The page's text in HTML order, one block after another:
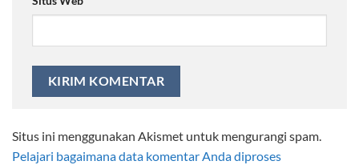
Situs ini menggunakan Akismet untuk mengurangi spam.
Pelajari bagaimana data komentar Anda diproses